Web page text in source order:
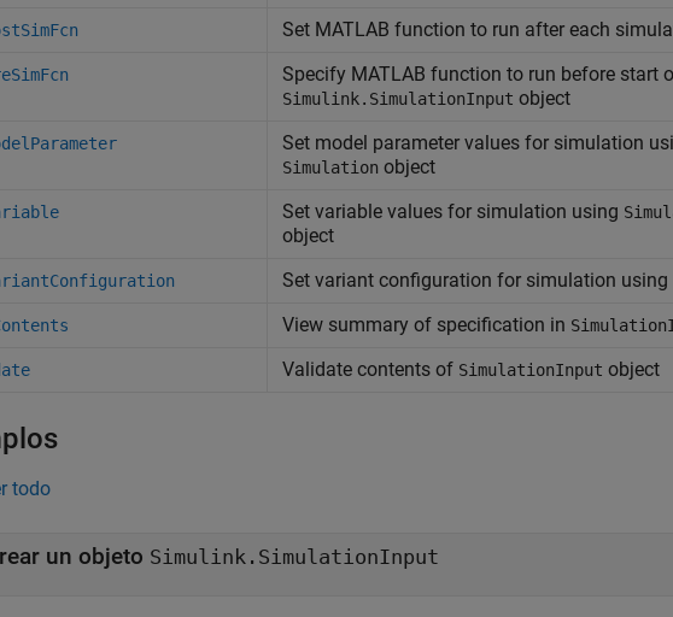
Set MATLAB function to run after each
Specify MATLAB function to run before start
Simulink.SimulationInput object
Set model parameter values for simulation
Simulation object
Set variable values for simulation using
object
Set variant configuration for simulation using
View summary of specification in
Validate contents of SimulationInput object
todo
un objeto Simulink.SimulationInput